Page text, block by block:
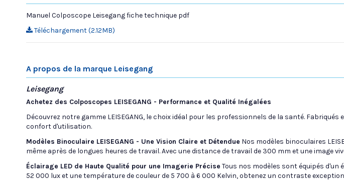
Manuel Colposcope Leisegang fiche technique pdf
Téléchargement (2.12MB)
A propos de la marque Leisegang
Leisegang
Achetez des Colposcopes LEISEGANG - Performance et Qualité Inégalées
Découvrez notre gamme LEISEGANG, le choix idéal pour les professionnels de la santé.
confort d'utilisation.
Modèles Binoculaire LEISEGANG - Une Vision Claire et Détendue Nos modèles binoculaires
même après de longues heures de travail. Avec une distance de travail de 300 mm et une image
Éclairage LED de Haute Qualité pour une Imagerie Précise Tous nos modèles sont équipés d'un
52 000 lux et une température de couleur de 5 700 à 6 000 Kelvin, obtenez un contraste